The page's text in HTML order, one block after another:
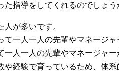
指導をしてくれるのでしょう
が多いです。
一人一人の先輩やマネージャ
人一人の先輩やマネージャー
や経験で育っているため、体